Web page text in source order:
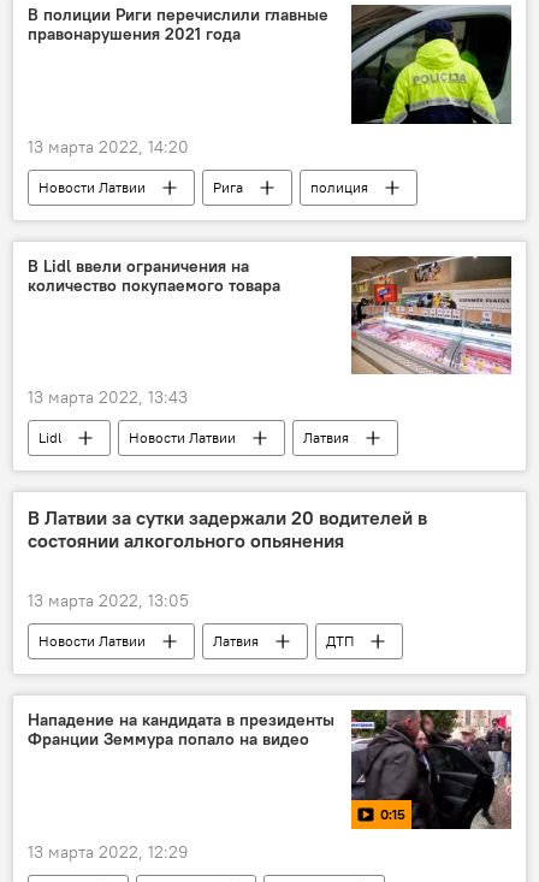
В полиции Риги перечислили главные
правонарушения 2021 года
13 марта 2022, 14:20
Новости Латвии Рига
полиция
нарушения
В Lidl ввели ограничения на
количество покупаемого товара
13 марта 2022, 13:43
Lidl Новости Латвии
Латвия
магазин
В Латвии за сутки задержали 20 водителей в
состоянии алкогольного опьянения
13 марта 2022, 13:05
Новости Латвии Латвия ДТП
Нападение на кандидата в президенты
Франции Земмура попало на видео
0:15
13 марта 2022, 12:29